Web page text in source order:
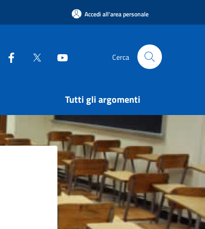
Accedi all'area personale
Cerca
Tutti gli argomenti